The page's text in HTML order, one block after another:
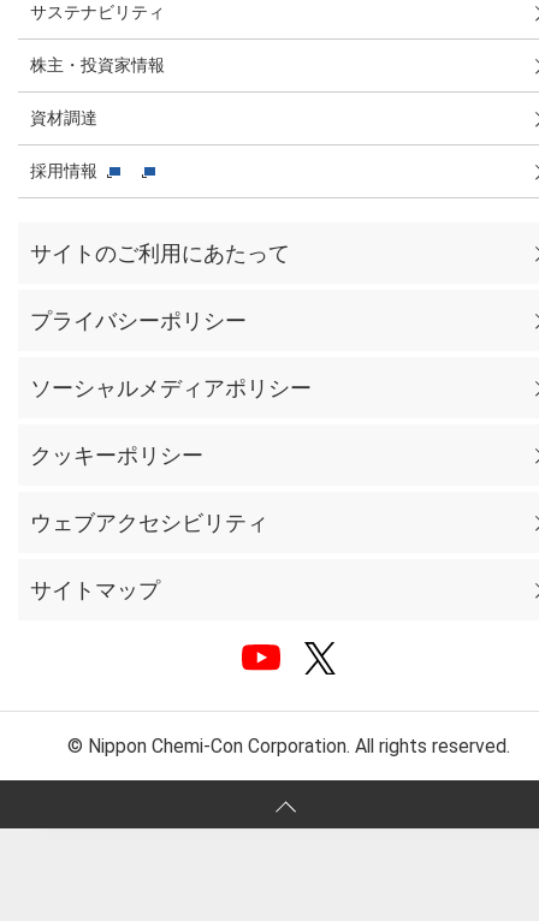
サステナビリティ
株主・投資家情報
資材調達
採用情報
サイトのご利用にあたって
プライバシーポリシー
ソーシャルメディアポリシー
クッキーポリシー
ウェブアクセシビリティ
サイトマップ
© Nippon Chemi-Con Corporation. All rights reserved.